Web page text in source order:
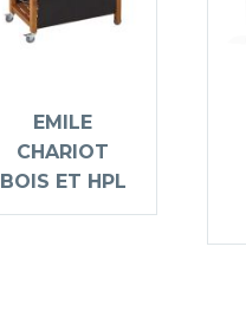
EMILE
CHARIOT
BOIS ET HPL